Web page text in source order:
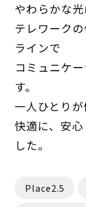
やわらかな
テレワーク
ラインで
コミュニケ
す。
一人ひとりが
快適に、安
した。
Place2.5